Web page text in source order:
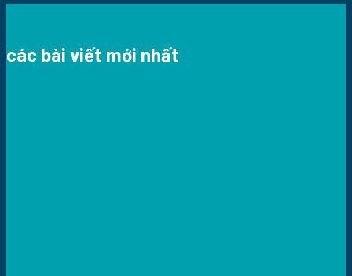
các bài viết mới nhất